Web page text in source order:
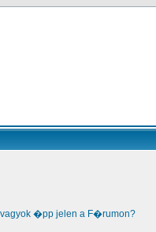
�pp jelen a F�rumon?